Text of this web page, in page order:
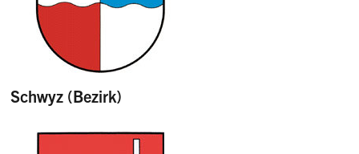
Schwyz (Bezirk)